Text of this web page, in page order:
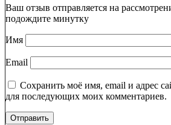
Ваш отзыв отправляется на
подождите минутку
Имя
Email
Сохранить моё имя, email и адрес
для последующих моих комментариев.